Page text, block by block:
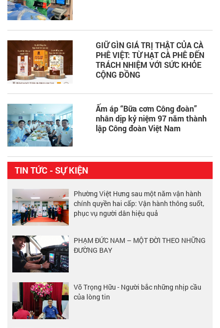
GIỮ GÌN GIÁ TRỊ THẬT CỦA CÀ
PHÊ VIỆT: TỪ HẠT CÀ PHÊ ĐẾN
TRÁCH NHIỆM VỚI SỨC KHỎE
CỘNG ĐỒNG
Ấm áp “Bữa cơm Công đoàn”
nhân dịp kỷ niệm 97 năm thành
lập Công đoàn Việt Nam
TIN TỨC - SỰ KIỆN
Phường Việt Hưng sau một năm vận hành
chính quyền hai cấp: Vận hành thông suốt,
phục vụ người dân hiệu quả
PHẠM ĐỨC NAM – MỘT ĐỜI THEO NHỮNG
ĐƯỜNG BAY
Võ Trọng Hữu - Người bắc những nhịp cầu
của lòng tin